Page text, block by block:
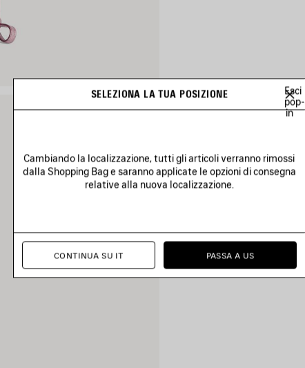
SELEZIONA LA TUA POSIZIONE
Esci
pop-
in
Cambiando la localizzazione, tutti gli articoli verranno rimossi
dalla Shopping Bag e saranno applicate le opzioni di consegna
relative alla nuova localizzazione.
CONTINUA SU IT PASSA A US